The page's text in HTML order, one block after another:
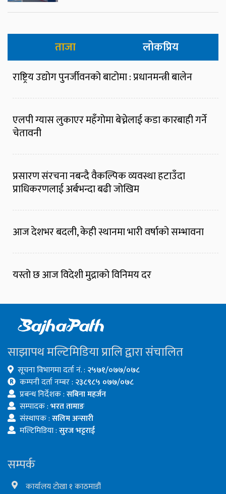
ताजा लोकप्रिय
राष्ट्रिय उद्योग पुनर्जीवनको बाटोमा : प्रधानमन्त्री बालेन
एलपी ग्यास लुकाएर महँगोमा बेच्नेलाई कडा कारबाही गर्ने
चेतावनी
प्रसारण संरचना नबन्दै वैकल्पिक व्यवस्था हटाउँदा
प्राधिकरणलाई अर्बभन्दा बढी जोखिम
आज देशभर बदली, केही स्थानमा भारी वर्षाको सम्भावना
यस्तो छ आज विदेशी मुद्राको विनिमय दर
साझापथ मल्टिमिडिया प्रालि द्वारा संचालित
सूचना विभागमा दर्ता नं. : २५७१/०७७/०७८
कम्पनी दर्ता नम्बर : २३८९८५ ०७७/०७८
प्रबन्ध निर्देशक :सबिना महर्जन
सम्पादक :भरत तामाङ
संस्थापक :सलिम अन्सारी
मल्टिमिडिया :सुरज भट्टराई
सम्पर्क
कार्यालय टोखा १ काठमाडौं